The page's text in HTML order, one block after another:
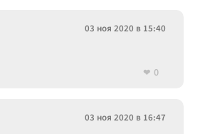
03 ноя 2020 в 15:40
0
03 ноя 2020 в 16:47